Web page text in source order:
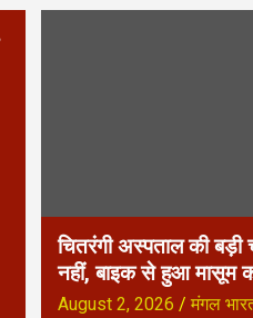
चितरंगी अस्पताल की
नहीं, बाइक से हुआ मासूम
August 2, 2026 मंगल